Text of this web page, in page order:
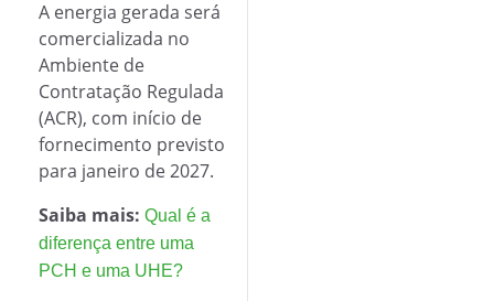
A energia gerada será
comercializada no
Ambiente de
Contratação Regulada
(ACR), com início de
fornecimento previsto
para janeiro de 2027.
Saiba mais: Qual é a
diferença entre uma
PCH e uma UHE?